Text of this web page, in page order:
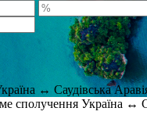
↔ Саудівська
сполучення Україна ↔